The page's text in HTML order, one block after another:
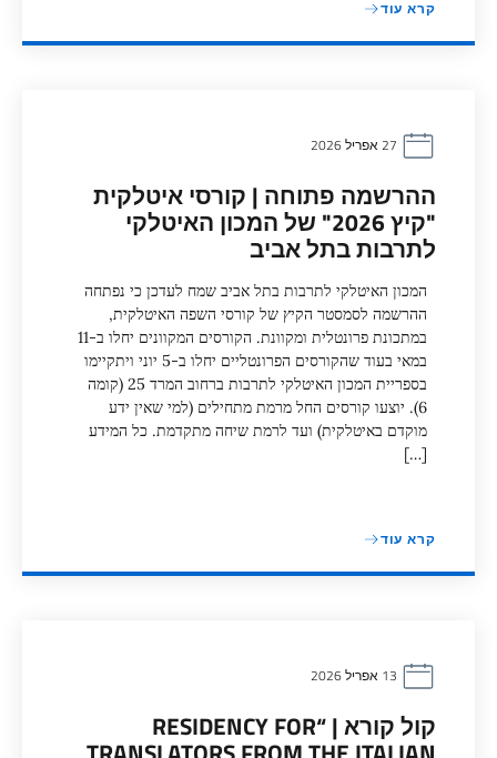
קרא עוד
ההרשמה פתוחה | קורסי איטלקית
"קיץ 2026" של המכון האיטלקי
לתרבות בתל אביב
המכון האיטלקי לתרבות בתל אביב שמח לעדכן כי נפתחה
ההרשמה לסמסטר הקיץ של קורסי השפה האיטלקית,
במתכונת פרונטלית ומקוונת. הקורסים המקוונים יחלו ב-11
במאי בעוד שהקורסים הפרונטליים יחלו ב-5 יוני ויתקיימו
בספריית המכון האיטלקי לתרבות ברחוב המרד 25 (קומה
6). יוצעו קורסים החל מרמת מתחילים (למי שאין ידע
מוקדם באיטלקית) ועד לרמת שיחה מתקדמת. כל המידע
[…]
קרא עוד
קול קורא | “RESIDENCY FOR